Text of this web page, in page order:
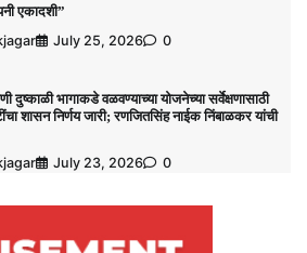
एकादशी”
July 25, 2026 0
दुष्काळी भागाकडे वळवण्याच्या योजनेच्या सर्वेक्षणासाठी
शासन निर्णय जारी; रणजितसिंह नाईक निंबाळकर यांची
July 23, 2026 0